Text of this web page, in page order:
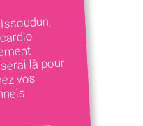
là pour
vos